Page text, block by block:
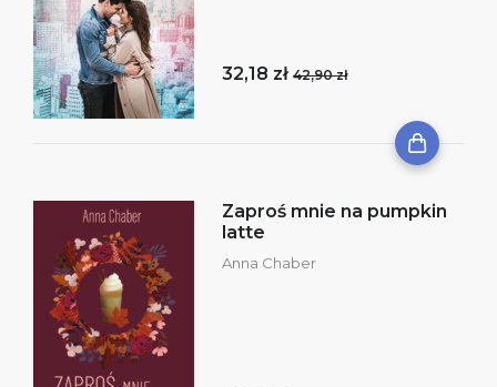
32,18 zł 42,90 zł
Zaproś mnie na pumpkin
latte
Anna Chaber